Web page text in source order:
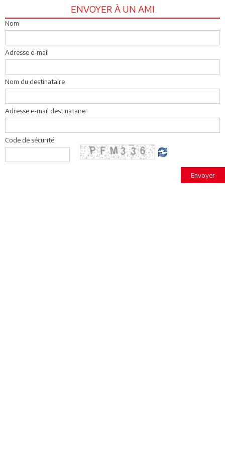
ENVOYER À UN AMI
Nom
Adresse e-mail
Nom du destinataire
Adresse e-mail destinataire
Code de sécurité
Envoyer